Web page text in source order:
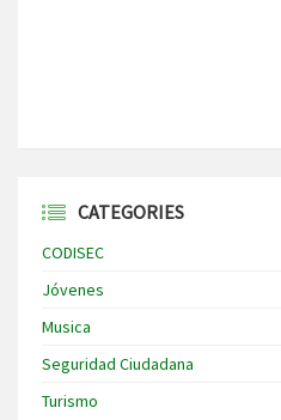
CATEGORIES
CODISEC
Jóvenes
Musica
Seguridad Ciudadana
Turismo